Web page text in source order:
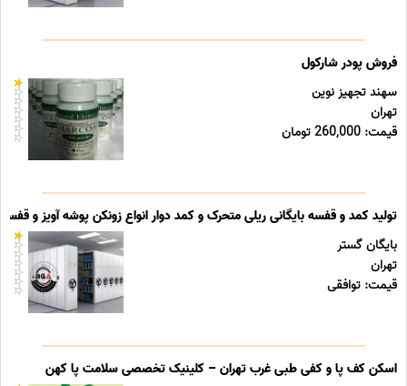
فروش پودر شارکول
سهند تجهیز نوین
تهران
قیمت: 260,000 تومان
تولید کمد و قفسه بایگانی ریلی متحرک و کمد دوار انواع زونکن پوشه آویز و قفسه
بایگان گستر
تهران
قیمت: توافقی
اسکن کف پا و کفی طبی غرب تهران – کلینیک تخصصی سلامت پا کهن